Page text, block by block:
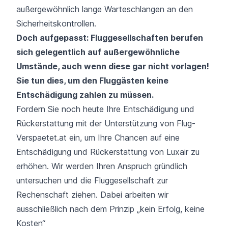
außergewöhnlich lange Warte­schlangen an den
Sicherheitskontrollen.
Doch aufgepasst: Fluggesellschaften berufen
sich gelegentlich auf außergewöhnliche
Umstände, auch wenn diese gar nicht vorlagen!
Sie tun dies, um den Fluggästen keine
Entschädigung zahlen zu müssen.
Fordern Sie noch heute Ihre Entschädigung und
Rückerstattung mit der Unterstützung von Flug-
Verspaetet.at ein, um Ihre Chancen auf eine
Entschädigung und Rückerstattung von Luxair zu
erhöhen. Wir werden Ihren Anspruch gründlich
untersuchen und die Fluggesellschaft zur
Rechenschaft ziehen. Dabei arbeiten wir
ausschließlich nach dem Prinzip „kein Erfolg, keine
Kosten“